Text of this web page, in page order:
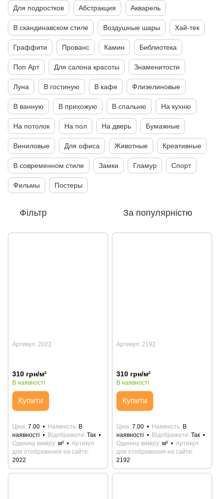
Для подростков Абстракция Акварель
В скандинавском стиле Воздушные шары Хай-тек
Граффити Прованс Камин Библиотека
Поп Арт Для салона красоты Знаменитости
Луна В гостиную В кафе Флизелиновые
В ванную В прихожую В спальню На кухню
На потолок На пол На дверь Бумажные
Виниловые Для офиса Животные Креативные
В современном стиле Замки Гламур Спорт
Фильмы Постеры
Фільтр За популярністю
Артикул: 2022
310 грн/м²
В наявності
Купити
Ціна 7.00 Наявність В
наявності
Відображати Так
Одиниці виміру м²
Артикул
для отображения на сайте
2022
Артикул: 2192
310 грн/м²
В наявності
Купити
Ціна 7.00 Наявність В
наявності
Відображати Так
Одиниці виміру м²
Артикул
для отображения на сайте
2192